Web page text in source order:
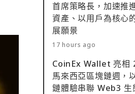
首席策略長，加速推
資產、以用戶為核心
展願景
17 hours ago
CoinEx Wallet 亮相
馬來西亞區塊鏈週，
鏈體驗串聯 Web3 生